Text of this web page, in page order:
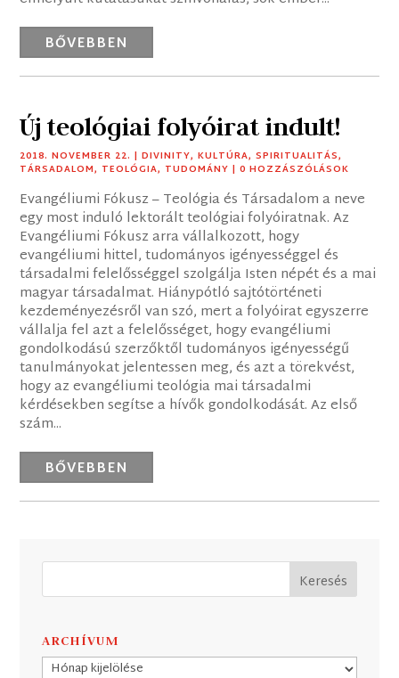
BŐVEBBEN
Új teológiai folyóirat indult!
2018. NOVEMBER 22. |DIVINITY,KULTÚRA,SPIRITUALITÁS,
TÁRSADALOM, TEOLÓGIA, TUDOMÁNY | 0 HOZZÁSZÓLÁSOK
Evangéliumi Fókusz – Teológia és Társadalom a neve
egy most induló lektorált teológiai folyóiratnak. Az
Evangéliumi Fókusz arra vállalkozott, hogy
evangéliumi hittel, tudományos igényességgel és
társadalmi felelősséggel szolgálja Isten népét és a mai
magyar társadalmat. Hiánypótló sajtótörténeti
kezdeményezésről van szó, mert a folyóirat egyszerre
vállalja fel azt a felelősséget, hogy evangéliumi
gondolkodású szerzőktől tudományos igényességű
tanulmányokat jelentessen meg, és azt a törekvést,
hogy az evangéliumi teológia mai társadalmi
kérdésekben segítse a hívők gondolkodását. Az első
szám...
BŐVEBBEN
ARCHÍVUM
Archívum